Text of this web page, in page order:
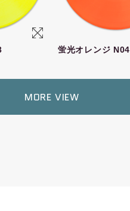
蛍光オレンジ N04
MORE VIEW